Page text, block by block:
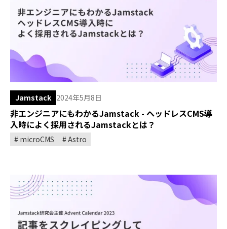
Jamstack 2024年5月8日
非エンジニアにもわかるJamstack - ヘッドレスCMS導
入時によく採用されるJamstackとは？
microCMS Astro